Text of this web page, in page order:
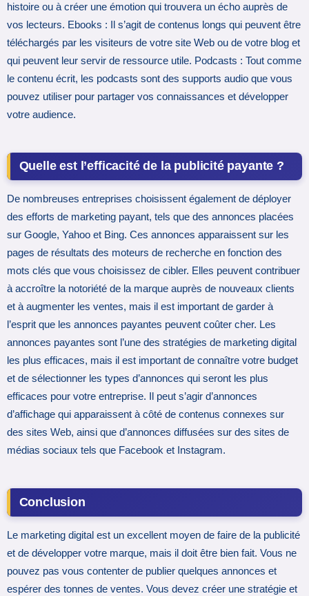
histoire ou à créer une émotion qui trouvera un écho auprès de
vos lecteurs. Ebooks : Il s’agit de contenus longs qui peuvent être
téléchargés par les visiteurs de votre site Web ou de votre blog et
qui peuvent leur servir de ressource utile. Podcasts : Tout comme
le contenu écrit, les podcasts sont des supports audio que vous
pouvez utiliser pour partager vos connaissances et développer
votre audience.
Quelle est l’efficacité de la publicité payante ?
De nombreuses entreprises choisissent également de déployer
des efforts de marketing payant, tels que des annonces placées
sur Google, Yahoo et Bing. Ces annonces apparaissent sur les
pages de résultats des moteurs de recherche en fonction des
mots clés que vous choisissez de cibler. Elles peuvent contribuer
à accroître la notoriété de la marque auprès de nouveaux clients
et à augmenter les ventes, mais il est important de garder à
l’esprit que les annonces payantes peuvent coûter cher. Les
annonces payantes sont l’une des stratégies de marketing digital
les plus efficaces, mais il est important de connaître votre budget
et de sélectionner les types d’annonces qui seront les plus
efficaces pour votre entreprise. Il peut s’agir d’annonces
d’affichage qui apparaissent à côté de contenus connexes sur
des sites Web, ainsi que d’annonces diffusées sur des sites de
médias sociaux tels que Facebook et Instagram.
Conclusion
Le marketing digital est un excellent moyen de faire de la publicité
et de développer votre marque, mais il doit être bien fait. Vous ne
pouvez pas vous contenter de publier quelques annonces et
espérer des tonnes de ventes. Vous devez créer une stratégie et